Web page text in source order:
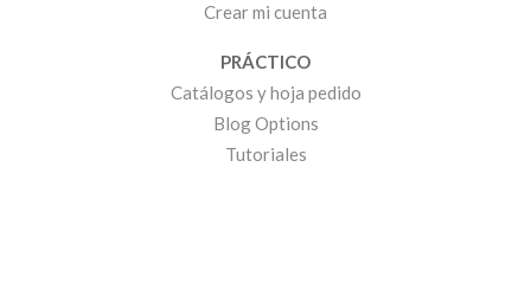
Crear mi cuenta
PRÁCTICO
Catálogos y hoja pedido
Blog Options
Tutoriales